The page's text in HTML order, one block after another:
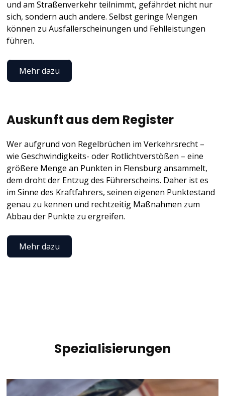
und am Straßenverkehr teilnimmt, gefährdet nicht nur
sich, sondern auch andere. Selbst geringe Mengen
können zu Ausfallerscheinungen und Fehlleistungen
führen.
Mehr dazu
Auskunft aus dem Register
Wer aufgrund von Regelbrüchen im Verkehrsrecht –
wie Geschwindigkeits- oder Rotlichtverstößen – eine
größere Menge an Punkten in Flensburg ansammelt,
dem droht der Entzug des Führerscheins. Daher ist es
im Sinne des Kraftfahrers, seinen eigenen Punktestand
genau zu kennen und rechtzeitig Maßnahmen zum
Abbau der Punkte zu ergreifen.
Mehr dazu
Spezialisierungen